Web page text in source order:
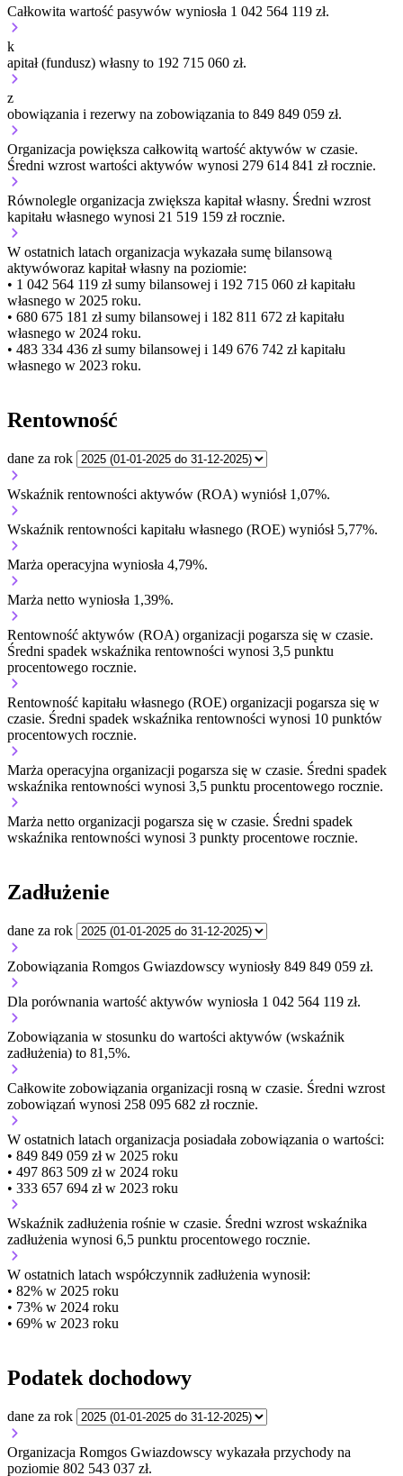
Całkowita wartość pasywów wyniosła 1 042 564 119 zł.
k
apitał (fundusz) własny to 192 715 060 zł.
z
obowiązania i rezerwy na zobowiązania to 849 849 059 zł.
Organizacja powiększa całkowitą wartość aktywów w czasie.
Średni wzrost wartości aktywów wynosi 279 614 841 zł rocznie.
Równolegle organizacja zwiększa kapitał własny. Średni wzrost
kapitału własnego wynosi 21 519 159 zł rocznie.
W ostatnich latach organizacja wykazała sumę bilansową
aktywóworaz kapitał własny na poziomie:
• 1 042 564 119 złsumy bilansowej i 192 715 060 zł kapitału
własnego w 2025 roku.
• 680 675 181 złsumy bilansowej i 182 811 672 zł kapitału
własnego w 2024 roku.
• 483 334 436 złsumy bilansowej i 149 676 742 zł kapitału
własnego w 2023 roku.
Rentowność
dane za rok
Wskaźnik rentowności aktywów (ROA) wyniósł 1,07%.
Wskaźnik rentowności kapitału własnego (ROE) wyniósł 5,77%.
Marża operacyjna wyniosła 4,79%.
Marża netto wyniosła 1,39%.
Rentowność aktywów (ROA) organizacji pogarsza się w czasie.
Średni spadek wskaźnika rentowności wynosi 3,5 punktu
procentowego rocznie.
Rentowność kapitału własnego (ROE) organizacji pogarsza się w
czasie. Średni spadek wskaźnika rentowności wynosi 10 punktów
procentowych rocznie.
Marża operacyjna organizacji pogarsza się w czasie. Średni spadek
wskaźnika rentowności wynosi 3,5 punktu procentowego rocznie.
Marża netto organizacji pogarsza się w czasie. Średni spadek
wskaźnika rentowności wynosi 3 punkty procentowe rocznie.
Zadłużenie
dane za rok
Zobowiązania Romgos Gwiazdowscy wyniosły 849 849 059 zł.
Dla porównania wartość aktywów wyniosła 1 042 564 119 zł.
Zobowiązania w stosunku do wartości aktywów (wskaźnik
zadłużenia) to 81,5%.
Całkowite zobowiązania organizacji rosną w czasie. Średni wzrost
zobowiązań wynosi 258 095 682 zł rocznie.
W ostatnich latach organizacja posiadała zobowiązania o wartości:
• 849 849 059 zł w 2025 roku
• 497 863 509 zł w 2024 roku
• 333 657 694 zł w 2023 roku
Wskaźnik zadłużenia rośnie w czasie. Średni wzrost wskaźnika
zadłużenia wynosi 6,5 punktu procentowego rocznie.
W ostatnich latach współczynnik zadłużenia wynosił:
• 82% w 2025 roku
• 73% w 2024 roku
• 69% w 2023 roku
Podatek dochodowy
dane za rok
Organizacja Romgos Gwiazdowscy wykazała przychody na
poziomie 802 543 037 zł.